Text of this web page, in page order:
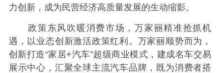
力创新，成为民营经济高质量发展的生动缩影。
政策东风吹暖消费市场，万家丽精准抢抓机
遇，以业态创新激活政策红利。万家丽顺势而为，
创新打造“家居+汽车”超级商业模式，建成名车交易
展示中心，汇聚全球主流汽车品牌，既为消费者搭